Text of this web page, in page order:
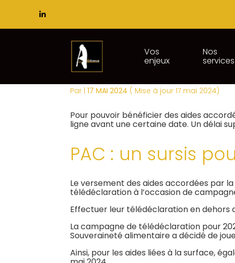
Vos
enjeux
Nos
services
PAC :
Par |17 MAI 2024 ( Mise à jour 17 mai 2024)
Pour pouvoir bénéficier des aides
ligne avant une certaine date. Un délai
PAC : un sursis
Le versement des aides accordées par
télédéclaration à l’occasion de
Effectuer leur télédéclaration en dehors
La campagne de télédéclaration pour
Souveraineté alimentaire a décidé de
Ainsi, pour les aides liées à la surface,